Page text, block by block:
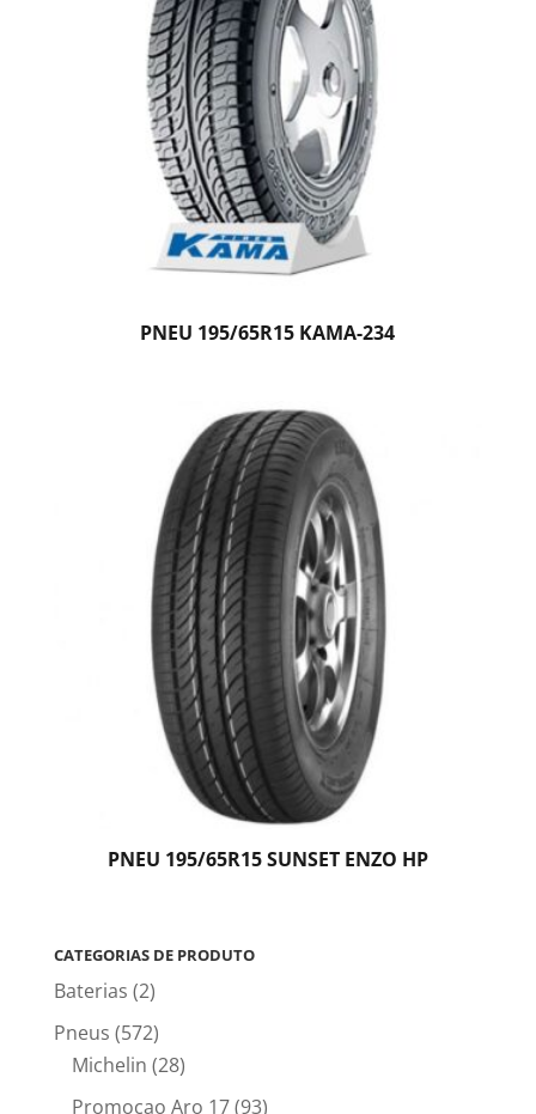
PNEU 195/65R15 KAMA-234
PNEU 195/65R15 SUNSET ENZO HP
CATEGORIAS DE PRODUTO
Baterias (2)
Pneus (572)
Michelin (28)
Promocao Aro 17(93)